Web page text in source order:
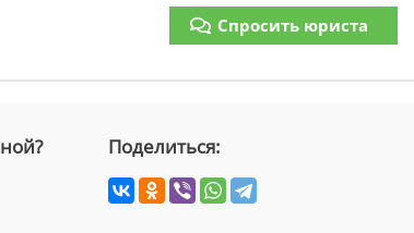
Спросить юриста
Поделиться: